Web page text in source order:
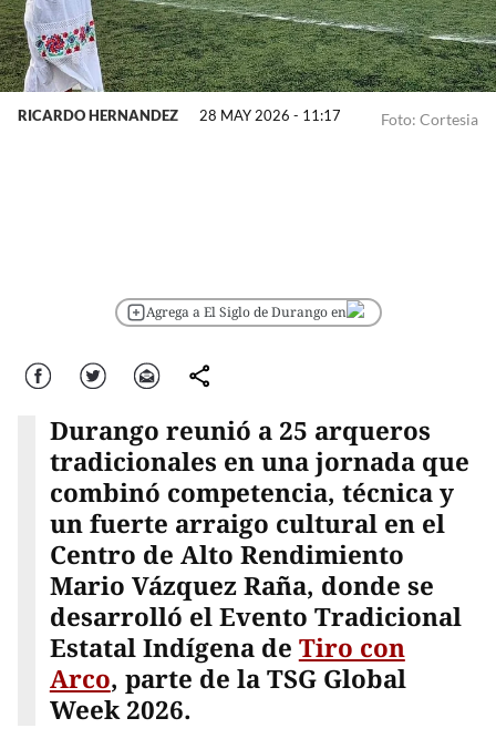
Foto: Cortesia
RICARDO HERNANDEZ 28 MAY 2026 - 11:17
Agrega a El Siglo de Durango en
Facebook Twitter Correo comparte
Durango reunió a 25 arqueros
tradicionales en una jornada que
combinó competencia, técnica y
un fuerte arraigo cultural en el
Centro de Alto Rendimiento
Mario Vázquez Raña, donde se
desarrolló el Evento Tradicional
Estatal Indígena de Tiro con
Arco, parte de la TSG Global
Week 2026.